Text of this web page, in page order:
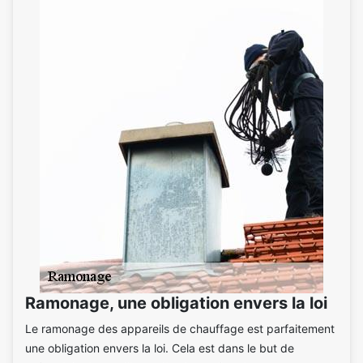
Ramonage, une obligation envers la loi
Le ramonage des appareils de chauffage est parfaitement
une obligation envers la loi. Cela est dans le but de